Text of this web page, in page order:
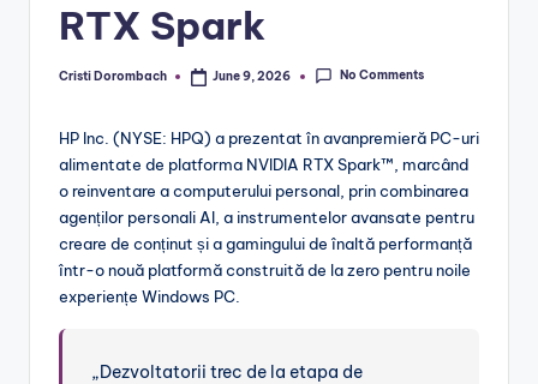
RTX Spark
Posted
Cristi Dorombach June 9, 2026 No Comments
HP Inc. (NYSE: HPQ) a prezentat în avanpremieră PC-uri
alimentate de platforma NVIDIA RTX Spark™, marcând
o reinventare a computerului personal, prin combinarea
agenților personali AI, a instrumentelor avansate pentru
creare de conținut și a gamingului de înaltă performanță
într-o nouă platformă construită de la zero pentru noile
experiențe Windows PC.
„Dezvoltatorii trec de la etapa de